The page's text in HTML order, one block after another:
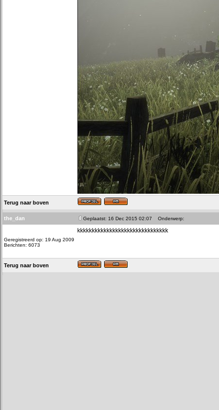
Terug naar boven
the_dan Geplaatst: 16 Dec 2015 02:07 Onderwerp:
Geregistreerd op: 19 Aug 2009
Berichten: 6073
kkkkkkkkkkkkkkkkkkkkkkkkkkkkkkk
Terug naar boven